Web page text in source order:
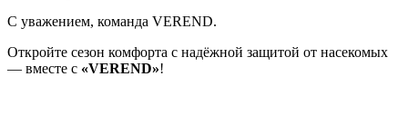
С уважением, команда VEREND.
Откройте сезон комфорта с надёжной защитой от насекомых
— вместе с «VEREND»!